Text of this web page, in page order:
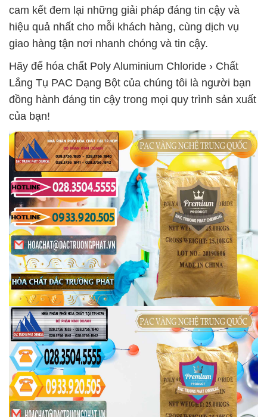
cam kết đem lại những giải pháp đáng tin cậy và
hiệu quả nhất cho mỗi khách hàng, cùng dịch vụ
giao hàng tận nơi nhanh chóng và tin cậy.
Hãy để hóa chất Poly Aluminium Chloride › Chất
Lắng Tụ PAC Dạng Bột của chúng tôi là người bạn
đồng hành đáng tin cậy trong mọi quy trình sản xuất
của bạn!